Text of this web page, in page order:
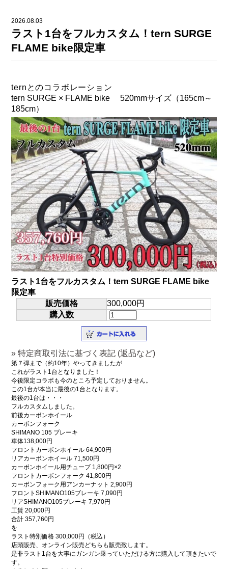
2026.08.03
ラスト1台をフルカスタム！tern SURGE
FLAME bike限定車
ternとのコラボレーション
tern SURGE × FLAME bike 520mmサイズ（165cm～
185cm）
ラスト1台をフルカスタム！tern SURGE FLAME bike
限定車
販売価格
300,000円
購入数
» 特定商取引法に基づく表記 (返品など)
第７弾まで（約10年）やってきましたが
これがラスト1台となりました！
今後限定コラボも今のところ予定しておりません。
この1台が本当に最後の1台となります。
最後の1台は・・・
フルカスタムしました。
前後カーボンホイール
カーボンフォーク
SHIMANO 105 ブレーキ
車体138,000円
フロントカーボンホイール 64,900円
リアカーボンホイール 71,500円
カーボンホイール用チューブ 1,800円×2
フロントカーボンフォーク 41,800円
カーボンフォーク用アンカーナット 2,900円
フロントSHIMANO105ブレーキ 7,090円
リアSHIMANO105ブレーキ 7,970円
工賃 20,000円
合計 357,760円
を
ラスト特別価格 300,000円（税込）
店頭販売、オンライン販売どちらも販売致します。
是非ラスト1台を大事にガンガン乗っていただける方に購入して頂きたいで
す。